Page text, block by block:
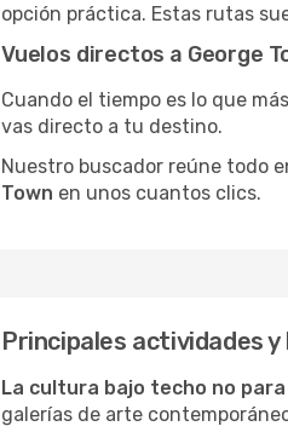
opción práctica. Estas rutas
Vuelos directos a George
Cuando el tiempo es lo que
vas directo a tu destino.
Nuestro buscador reúne todo
Town en unos cuantos clics.
Principales actividades
La cultura bajo techo no
galerías de arte